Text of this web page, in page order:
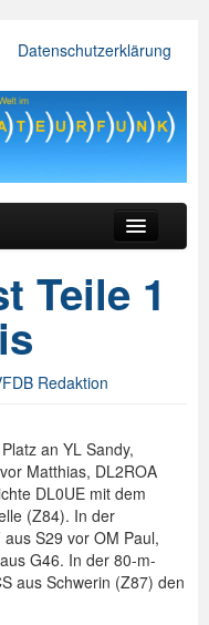
Datenschutzerklärung
Teile 1
Redaktion
an YL Sandy,
Matthias, DL2ROA
DL0UE mit dem
(Z84). In der
S29 vor OM Paul,
G46. In der 80-m-
aus Schwerin (Z87) den